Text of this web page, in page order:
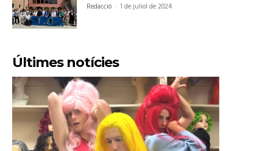
Redacció - 1 de juliol de 2024
Últimes notícies